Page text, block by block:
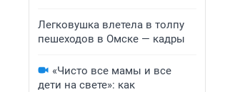
Легковушка влетела в толпу
пешеходов в Омске — кадры
«Чисто все мамы и все
дети на свете»: как